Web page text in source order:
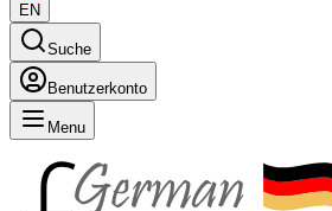
EN
Suche
Benutzerkonto
Menu